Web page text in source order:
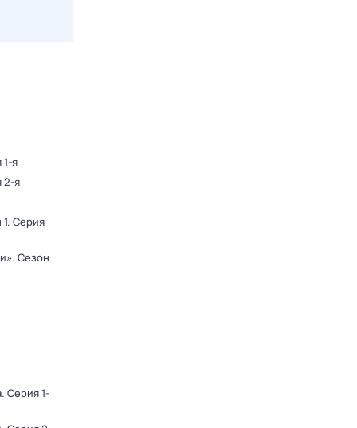
1-я
2-я
. Серия
. Сезон
. Серия 1-